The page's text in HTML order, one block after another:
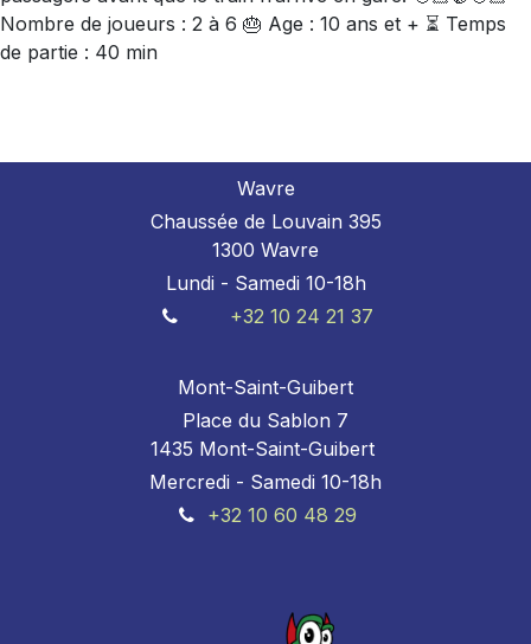
Nombre de joueurs : 2 à 6 🎂 Age : 10 ans et + ⏳ Temps
de partie : 40 min
Wavre
Chaussée de Louvain 395
1300 Wavre
Lundi - Samedi 10-18h
+32 10 24 21 37
Mont-Saint-Guibert
Place du Sablon 7
1435 Mont-Saint-Guibert
Mercredi - Samedi 10-18h
+32 10 60 48 29